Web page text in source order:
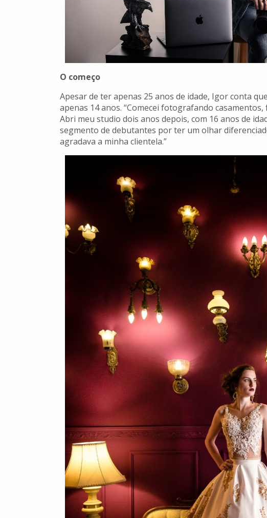
O começo
Apesar de ter apenas 25 anos de idade, Igor conta
apenas 14 anos. “Comecei fotografando
Abri meu studio dois anos depois, com 16 anos de
segmento de debutantes por ter um olhar
agradava a minha clientela.”